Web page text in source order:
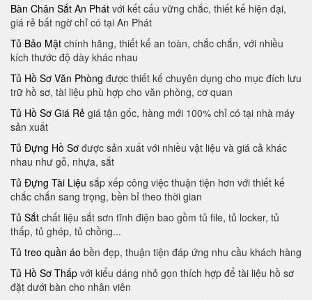
Bàn Chân Sắt An Phát với kết cấu vững chắc, thiết kế hiện đại,
giá rẻ bất ngờ chỉ có tại An Phát
Tủ Bảo Mật chính hãng, thiết kế an toàn, chắc chắn, với nhiều
kích thước độ dày khác nhau
Tủ Hồ Sơ Văn Phòng được thiết kế chuyên dụng cho mục đích lưu
trữ hồ sơ, tài liệu phù hợp cho văn phòng, cơ quan
Tủ Hồ Sơ Giá Rẻ giá tận gốc, hàng mới 100% chỉ có tại nhà máy
sản xuất
Tủ Đựng Hồ Sơ được sản xuất với nhiều vật liệu và giá cả khác
nhau như gỗ, nhựa, sắt
Tủ Đựng Tài Liệu sắp xếp công việc thuận tiện hơn với thiết kế
chắc chắn sang trọng, bền bỉ theo thời gian
Tủ Sắt chất liệu sắt sơn tĩnh điện bao gồm tủ file, tủ locker, tủ
thấp, tủ ghép, tủ chồng...
Tủ treo quần áo bền đẹp, thuận tiện đáp ứng nhu cầu khách hàng
Tủ Hồ Sơ Thấp với kiểu dáng nhỏ gọn thích hợp để tài liệu hồ sơ
đặt dưới bàn cho nhân viên